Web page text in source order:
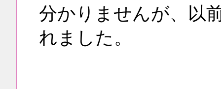
分かりませんが、以
れました。